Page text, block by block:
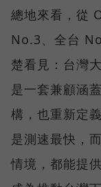
總地來看，從
No.3、全台
楚看見：台灣
是一套兼顧涵
構，也重新定
是測速最快，
情境，都能提